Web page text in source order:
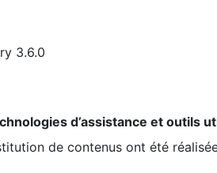
3.6.0
d’assistance et outils
de contenus ont été